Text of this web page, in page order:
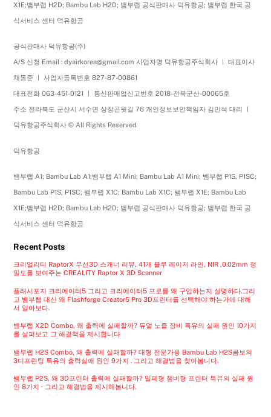
X1E;뱀부랩 H2D; Bambu Lab H2D; 뱀부랩 공식판매사 덕유항공; 뱀부랩 한국 공
식서비스 센터 덕유항공
공식판매사 덕유항공(주)
A/S 신청 Email : dyairkorea@gmail.com 사업자명 덕유항공주식회사 ㅣ 대표이사
채동준 ㅣ 사업자등록번호 827-87-00861
대표전화 063-451-0121 ㅣ 통신판매업신고번호 2018-전북군산-00065호
주소 전라북도 군산시 서수면 상장곤윗길 76 개인정보보안책임자 김민석 대리 ㅣ
덕유항공주식회사 © All Rights Reserved
덕유항공
뱀부랩 A1; Bambu Lab A1;뱀부랩 A1 Mini; Bambu Lab A1 Mini; 뱀부랩 P1S, P1SC;
Bambu Lab P1S, P1SC; 뱀부랩 X1C; Bambu Lab X1C; 뱀부랩 X1E; Bambu Lab
X1E;뱀부랩 H2D; Bambu Lab H2D; 뱀부랩 공식판매사 덕유항공; 뱀부랩 한국 공
식서비스 센터 덕유항공
Recent Posts
크리얼리티 RaptorX 무선3D 스캐너 리뷰, 41개 블루 레이저 라인, NIR ,0.02mm 정
밀도를 보여주는 CREALITY Raptor X 3D Scanner
플래시포지 크리에이터5 그리고 크리에이터5 프로를 왜 구입하는지 설명하다.그리
고 뱀부랩 대신 왜 Flashforge Creator5 Pro 3D프린터를 선택해야 하는가에 대해
서 알아보다.
뱀부랩 X2D Combo, 왜 출력에 실패할까? 듀얼 노즐 장비 특유의 실패 원인 10가지
를 살펴보고 그 해결책을 제시합니다
뱀부랩 H2S Combo, 왜 출력에 실패할까? 대형 전문가용 Bambu Lab H2S콤보의
3디프린팅 특유의 출력실패 원인 9가지 . 그리고 해결법을 찾아봅니다.
뱀부랩 P2S, 왜 3D프린터 출력에 실패할까? 밀폐형 챔버형 프린터 특유의 실패 원
인 8가지 · 그리고 해결법을 제시해봅니다.